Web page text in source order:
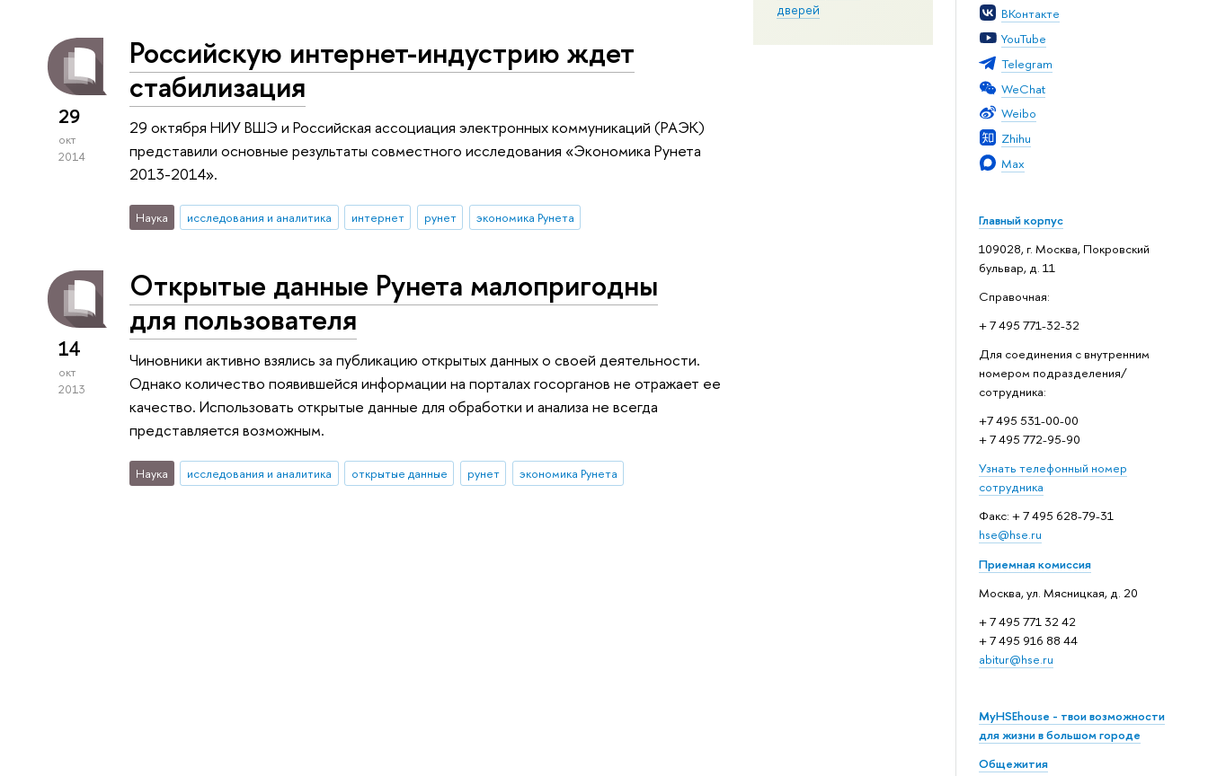
ВКонтакте
YouTube
Telegram
WeChat
Weibo
Zhihu
Max
Главный корпус
109028, г. Москва, Покровский
бульвар, д. 11
Справочная:
+ 7 495 771-32-32
Для соединения с внутренним
номером подразделения/
сотрудника:
+7 495 531-00-00
+ 7 495 772-95-90
Узнать телефонный номер
сотрудника
Факс: + 7 495 628-79-31
hse@hse.ru
Приемная комиссия
Москва, ул. Мясницкая, д. 20
+ 7 495 771 32 42
+ 7 495 916 88 44
abitur@hse.ru
MyHSEhouse - твои возможности
для жизни в большом городе
Общежития
дверей
29
окт
2014
Российскую интернет-индустрию ждет
стабилизация
29 октября НИУ ВШЭ и Российская ассоциация электронных коммуникаций (РАЭК)
представили основные результаты совместного исследования «Экономика Рунета
2013-2014».
Наука исследования и аналитика интернет рунет экономика Рунета
14
окт
2013
Открытые данные Рунета малопригодны
для пользователя
Чиновники активно взялись за публикацию открытых данных о своей деятельности.
Однако количество появившейся информации на порталах госорганов не отражает ее
качество. Использовать открытые данные для обработки и анализа не всегда
представляется возможным.
Наука исследования и аналитика открытые данные рунет экономика Рунета